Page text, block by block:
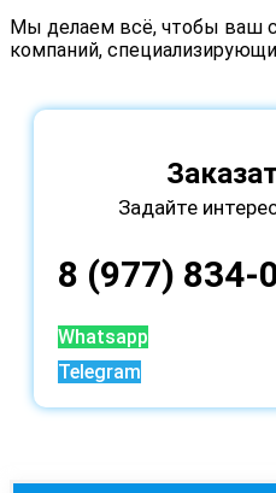
Мы делаем всё, чтобы ваш
компаний,
Задайте
8 (977) 834-
Whatsapp
Telegram